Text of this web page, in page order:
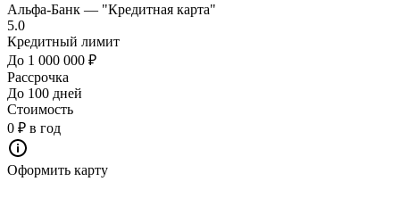
Альфа-Банк — "Кредитная карта"
5.0
Кредитный лимит
До 1 000 000 ₽
Рассрочка
До 100 дней
Стоимость
0 ₽ в год
Оформить карту